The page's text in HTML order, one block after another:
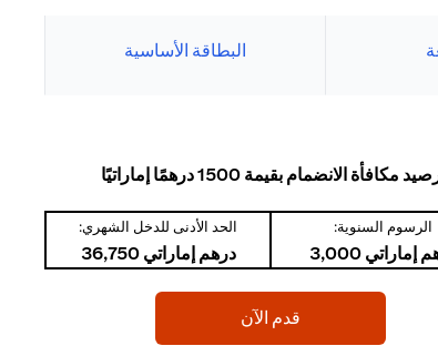
البطاقة الأساسية
مكافأة الانضمام بقيمة 1500 درهمًا إماراتيًا
الرسوم السنوية:
إماراتي 3,000
الحد الأدنى للدخل الشهري:
درهم إماراتي 36,750
قدم الآن